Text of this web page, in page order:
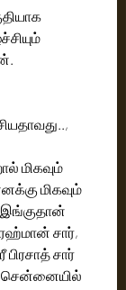
மிகவும்
மிகவும்
இங்குதான்
சார்,
சார்
சென்னையில்